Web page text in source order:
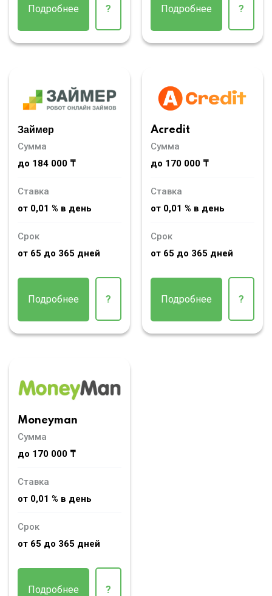
Подробнее ? Подробнее ?
Займер
Сумма
до 184 000 ₸
Ставка
от 0,01 % в день
Срок
от 65 до 365 дней
Подробнее ?
Acredit
Сумма
до 170 000 ₸
Ставка
от 0,01 % в день
Срок
от 65 до 365 дней
Подробнее ?
Moneyman
Сумма
до 170 000 ₸
Ставка
от 0,01 % в день
Срок
от 65 до 365 дней
Подробнее ?